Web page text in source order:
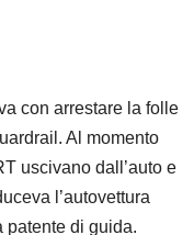
con arrestare la folle
Al momento
uscivano dall’auto e
l’autovettura
patente di guida.